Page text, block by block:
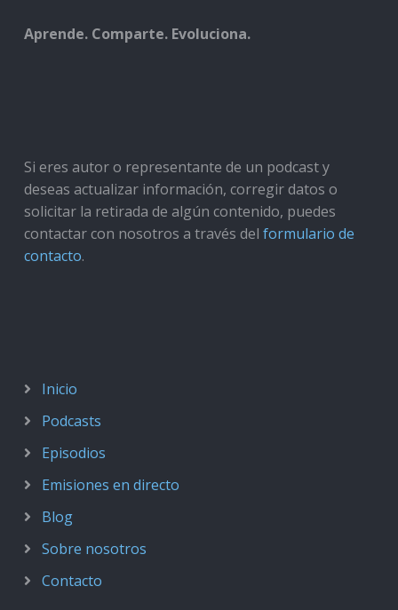
Aprende. Comparte. Evoluciona.
Si eres autor o representante de un podcast y
deseas actualizar información, corregir datos o
solicitar la retirada de algún contenido, puedes
contactar con nosotros a través del formulario de
contacto.
Inicio
Podcasts
Episodios
Emisiones en directo
Blog
Sobre nosotros
Contacto